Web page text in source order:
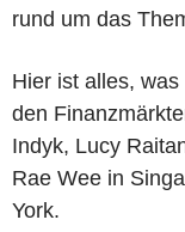
rund um das
Hier ist alles,
den
Indyk, Lucy
Rae Wee in
York.